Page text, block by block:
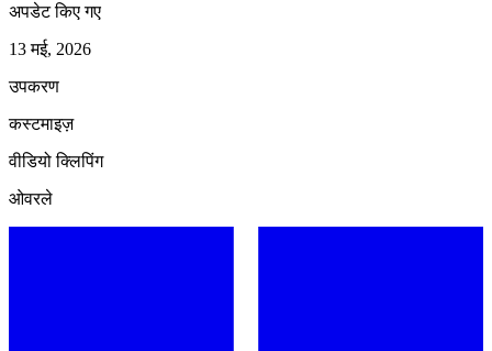
अपडेट किए गए
13 मई, 2026
उपकरण
कस्टमाइज़
वीडियो क्लिपिंग
ओवरले